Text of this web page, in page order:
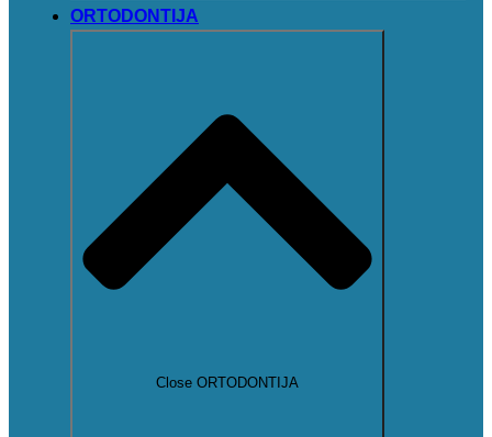
ORTODONTIJA
Close ORTODONTIJA